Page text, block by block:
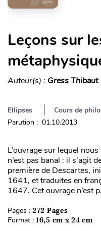
Leçons sur
Auteur(s) : Gress Thibaut
Ellipses
Cours de
Parution : 01.10.2013
L’ouvrage sur lequel
n’est pas banal : il s’agit
première de Descartes,
1641, et traduites en
1647. Cet ouvrage n’est
Pages : 272 Pages
Format : 16,5 cm x 24 cm